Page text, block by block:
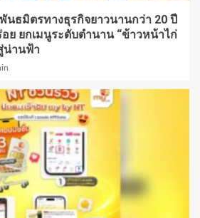
พันธมิตรทางธุรกิจยาวนานกว่า 20 ปี
ย ยกเมนูระดับตำนาน “ข้าวหน้าไก่
น่านฟ้า